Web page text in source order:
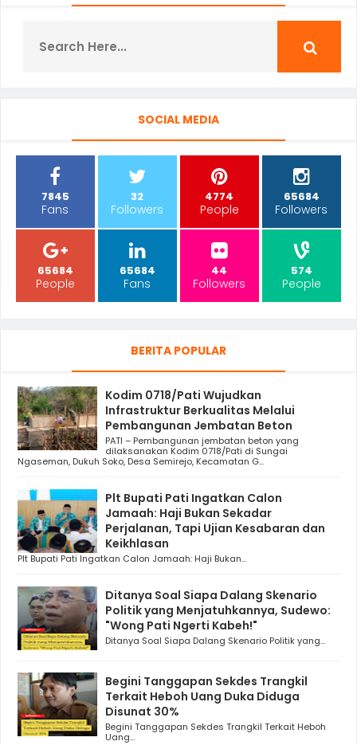
SOCIAL MEDIA
7845
Fans
32
Followers
4774
People
65684
Followers
65684
People
65684
Fans
44
Followers
574
People
BERITA POPULAR
Kodim 0718/Pati Wujudkan
Infrastruktur Berkualitas Melalui
Pembangunan Jembatan Beton
PATI – Pembangunan jembatan beton yang
dilaksanakan Kodim 0718/Pati di Sungai
Ngaseman, Dukuh Soko, Desa Semirejo, Kecamatan G...
Plt Bupati Pati Ingatkan Calon
Jamaah: Haji Bukan Sekadar
Perjalanan, Tapi Ujian Kesabaran dan
Keikhlasan
Plt Bupati Pati Ingatkan Calon Jamaah: Haji Bukan...
Ditanya Soal Siapa Dalang Skenario
Politik yang Menjatuhkannya, Sudewo:
"Wong Pati Ngerti Kabeh!"
Ditanya Soal Siapa Dalang Skenario Politik yang...
Begini Tanggapan Sekdes Trangkil
Terkait Heboh Uang Duka Diduga
Disunat 30%
Begini Tanggapan Sekdes Trangkil Terkait Heboh
Uang...